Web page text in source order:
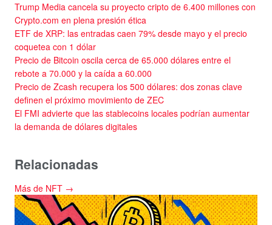
Trump Media cancela su proyecto cripto de 6.400 millones con
Crypto.com en plena presión ética
ETF de XRP: las entradas caen 79% desde mayo y el precio
coquetea con 1 dólar
Precio de Bitcoin oscila cerca de 65.000 dólares entre el
rebote a 70.000 y la caída a 60.000
Precio de Zcash recupera los 500 dólares: dos zonas clave
definen el próximo movimiento de ZEC
El FMI advierte que las stablecoins locales podrían aumentar
la demanda de dólares digitales
Relacionadas
Más de NFT →